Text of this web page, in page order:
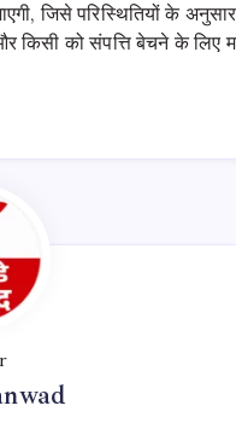
जिसे परिस्थितियों के
किसी को संपत्ति बेचने के लिए